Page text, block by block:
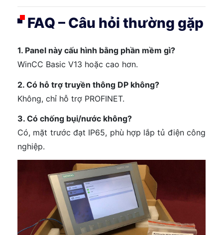
FAQ – Câu hỏi thường gặp
1. Panel này cấu hình bằng phần mềm gì?
WinCC Basic V13 hoặc cao hơn.
2. Có hỗ trợ truyền thông DP không?
Không, chỉ hỗ trợ PROFINET.
3. Có chống bụi/nước không?
Có, mặt trước đạt IP65, phù hợp lắp tủ điện công
nghiệp.